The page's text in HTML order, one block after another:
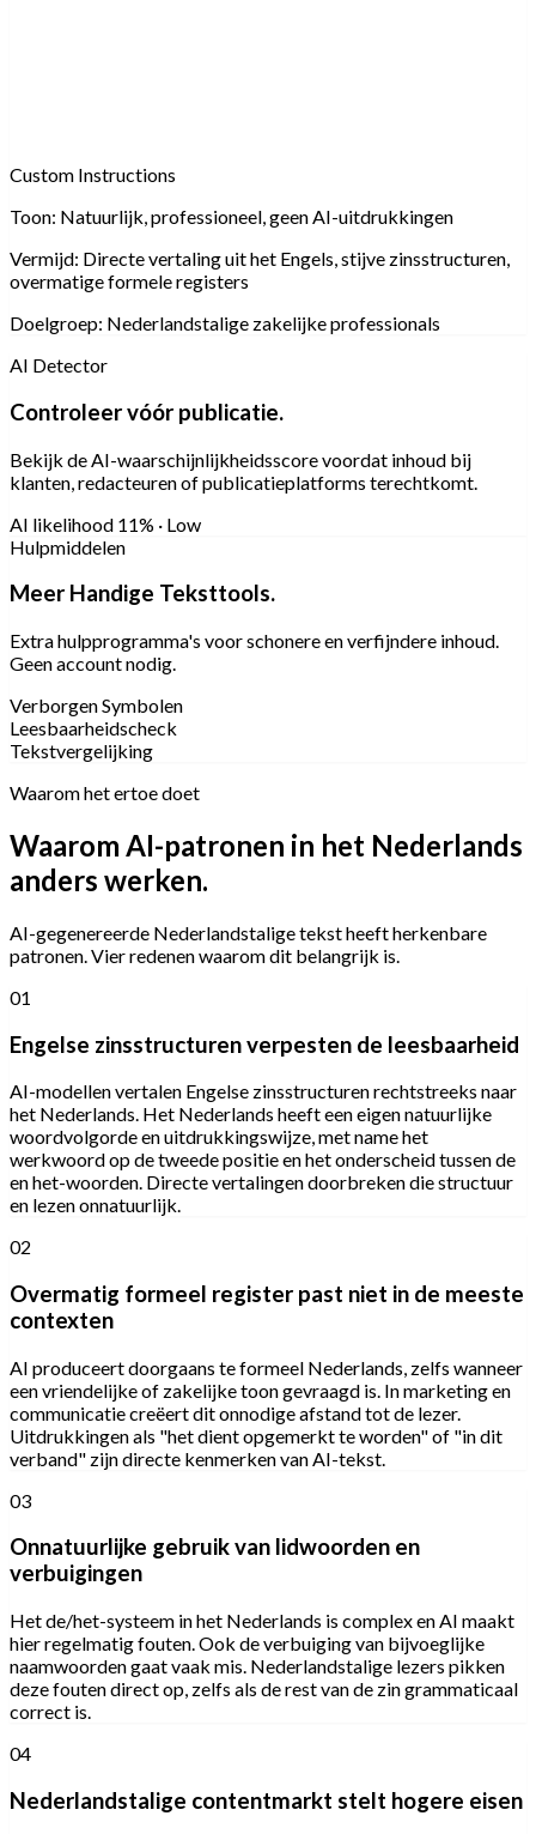
Custom Instructions
Toon: Natuurlijk, professioneel, geen AI-uitdrukkingen
Vermijd: Directe vertaling uit het Engels, stijve zinsstructuren,
overmatige formele registers
Doelgroep: Nederlandstalige zakelijke professionals
AI Detector
Controleer vóór publicatie.
Bekijk de AI-waarschijnlijkheidsscore voordat inhoud bij
klanten, redacteuren of publicatieplatforms terechtkomt.
AI likelihood 11% · Low
Hulpmiddelen
Meer Handige Teksttools.
Extra hulpprogramma's voor schonere en verfijndere inhoud.
Geen account nodig.
Verborgen Symbolen
Leesbaarheidscheck
Tekstvergelijking
Waarom het ertoe doet
Waarom AI-patronen in het Nederlands
anders werken.
AI-gegenereerde Nederlandstalige tekst heeft herkenbare
patronen. Vier redenen waarom dit belangrijk is.
01
Engelse zinsstructuren verpesten de leesbaarheid
AI-modellen vertalen Engelse zinsstructuren rechtstreeks naar
het Nederlands. Het Nederlands heeft een eigen natuurlijke
woordvolgorde en uitdrukkingswijze, met name het
werkwoord op de tweede positie en het onderscheid tussen de
en het-woorden. Directe vertalingen doorbreken die structuur
en lezen onnatuurlijk.
02
Overmatig formeel register past niet in de meeste
contexten
AI produceert doorgaans te formeel Nederlands, zelfs wanneer
een vriendelijke of zakelijke toon gevraagd is. In marketing en
communicatie creëert dit onnodige afstand tot de lezer.
Uitdrukkingen als "het dient opgemerkt te worden" of "in dit
verband" zijn directe kenmerken van AI-tekst.
03
Onnatuurlijke gebruik van lidwoorden en
verbuigingen
Het de/het-systeem in het Nederlands is complex en AI maakt
hier regelmatig fouten. Ook de verbuiging van bijvoeglijke
naamwoorden gaat vaak mis. Nederlandstalige lezers pikken
deze fouten direct op, zelfs als de rest van de zin grammaticaal
correct is.
04
Nederlandstalige contentmarkt stelt hogere eisen